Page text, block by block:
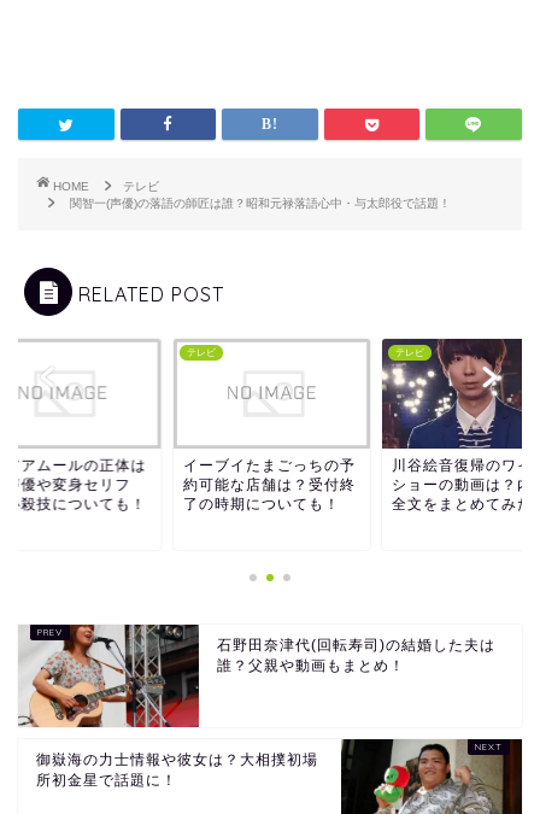
HOME
テレビ
関智一(声優)の落語の師匠は誰？昭和元禄落語心中・与太郎役で話題！
RELATED POST
アアムールの正体は
声優や変身セリフ
必殺技についても！
テレビ
イーブイたまごっちの予
約可能な店舗は？受付終
了の時期についても！
テレビ
川谷絵音復帰のワイ
ショーの動画は？内
全文をまとめてみた
石野田奈津代(回転寿司)の結婚した夫は
誰？父親や動画もまとめ！
御嶽海の力士情報や彼女は？大相撲初場
所初金星で話題に！